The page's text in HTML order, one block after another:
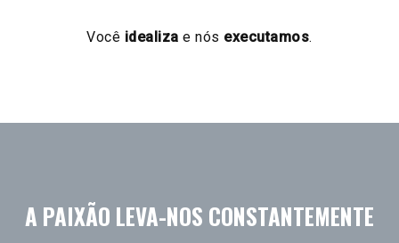
Você idealiza e nós executamos.
A PAIXÃO LEVA-NOS CONSTANTEMENTE